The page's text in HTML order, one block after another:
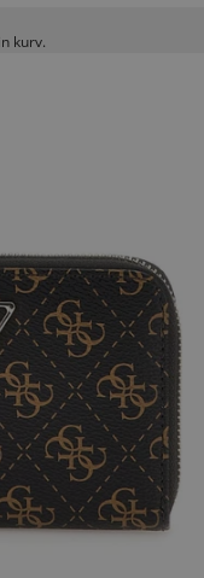
kurv.